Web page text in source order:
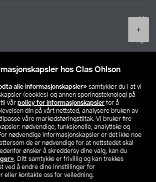
hos Clas Ohlson
alle informasjonskapsler» samtykker du i at vi
(cookies) og annen sporingsteknologi på
vår policy for informasjonskapsler for å
din på vårt nettsted, analysere bruken av
våre markedsføringstiltak. Vi bruker fire
nødvendige, funksjonelle, analytiske og
nødvendige informasjonskapsler er det ikke noe
de er nødvendige for at nettstedet skal
ønsker å skreddersy dine valg, kan du
. Ditt samtykke er frivillig og kan trekkes
ved å endre dine innstillinger for
eller kontakte oss for veiledning.
+
Finn din butikk
SE NO FI